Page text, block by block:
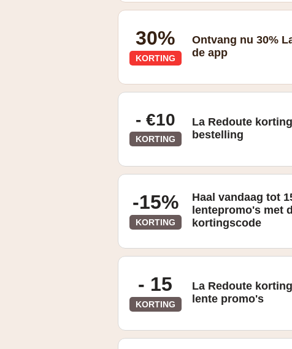
30%
KORTING
Ontvang nu 30%
de app
- €10
KORTING
La Redoute
bestelling
-15%
KORTING
Haal vandaag tot
lentepromo's met
kortingscode
- 15
KORTING
La Redoute
lente promo's